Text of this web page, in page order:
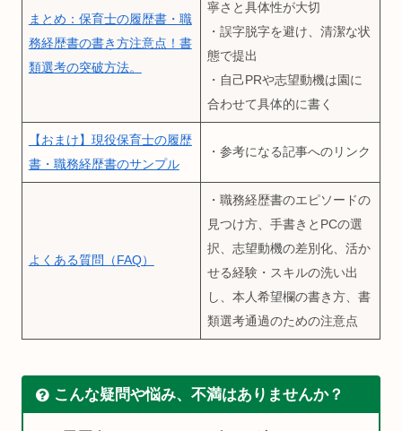
まとめ：保育士の履歴書・職
務経歴書の書き方注意点！書
類選考の突破方法。
寧さと具体性が大切
・誤字脱字を避け、清潔な状
態で提出
・自己PRや志望動機は園に
合わせて具体的に書く
【おまけ】現役保育士の履歴
書・職務経歴書のサンプル
・参考になる記事へのリンク
よくある質問（FAQ）
・職務経歴書のエピソードの
見つけ方、手書きとPCの選
択、志望動機の差別化、活か
せる経験・スキルの洗い出
し、本人希望欄の書き方、書
類選考通過のための注意点
こんな疑問や悩み、不満はありませんか？